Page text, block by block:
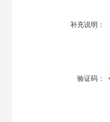
补充说明：
验证码：